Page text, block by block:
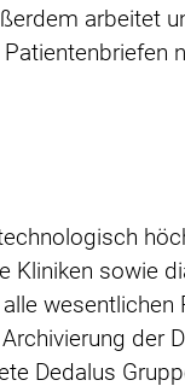
arbeitet
Kliniken sowie
der
Dedalus